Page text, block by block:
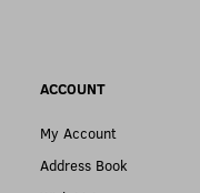
ACCOUNT
My Account
Address Book